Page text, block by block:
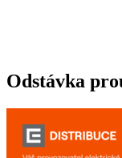
Odstávka